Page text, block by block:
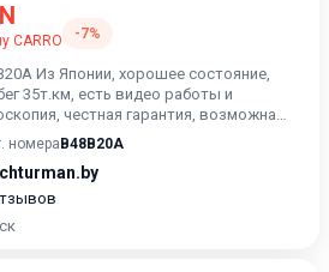
CARRO -7%
Из Японии, хорошее состояние,
35т.км, есть видео работы и
честная гарантия, возможна
номера B48B20A